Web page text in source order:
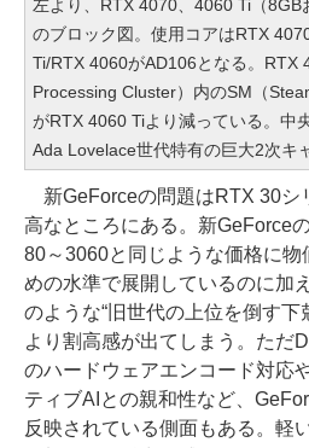
左より、RTX 4070、4060 Ti（
のブロック図。使用コアはRTX
Ti/RTX 4060がAD106となる。RTX
Processing Cluster）内のSM（
がRTX 4060 Tiより減っている。中
Ada Lovelace世代特有の巨大2次キ
新GeForceの問題はRTX 30シ
高なところにある。新GeForce
80～3060と同じような価格に物
めの水準で展開しているのに加
のような“旧世代の上位を倒す下
より割高感が出てしまう。ただ
のハードウェアエンコード対応
ティブAIとの親和性など、
反映されている側面もある。軽